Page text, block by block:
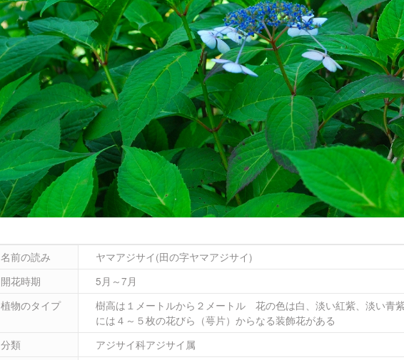
名前の読み
ヤマアジサイ(田の字ヤマアジサイ)
開花時期
5月～7月
植物のタイプ
樹高は１メートルから２メートル 花の色は白、淡い紅紫、淡い青
には４～５枚の花びら（萼片）からなる装飾花がある
分類
アジサイ科アジサイ属